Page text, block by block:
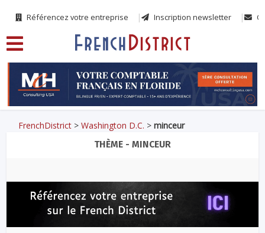
Référencez votre entreprise Inscription newsletter
FrenchDistrict >Washington D.C. >minceur
THÈME - MINCEUR